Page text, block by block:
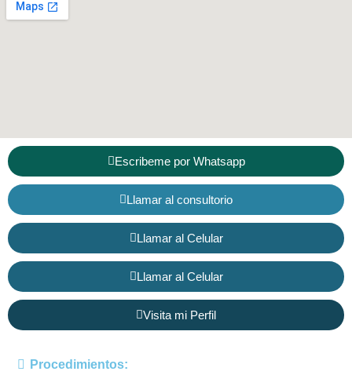
Escribeme por Whatsapp
Llamar al consultorio
Llamar al Celular
Llamar al Celular
Visita mi Perfil
Procedimientos: